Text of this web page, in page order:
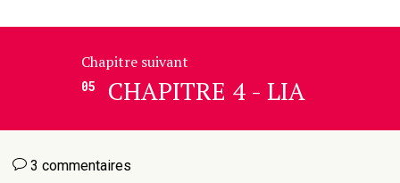
Chapitre suivant
05 CHAPITRE 4 - LIA
3 commentaires